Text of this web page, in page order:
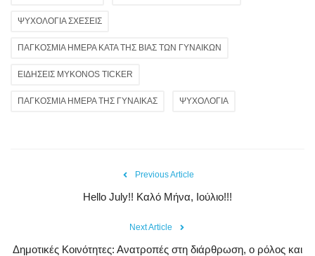
ΨΥΧΟΛΟΓΙΑ ΣΧΕΣΕΙΣ
ΠΑΓΚΟΣΜΙΑ ΗΜΕΡΑ ΚΑΤΑ ΤΗΣ ΒΙΑΣ ΤΩΝ ΓΥΝΑΙΚΩΝ
ΕΙΔΗΣΕΙΣ MYKONOS TICKER
ΠΑΓΚΟΣΜΙΑ ΗΜΕΡΑ ΤΗΣ ΓΥΝΑΙΚΑΣ ΨΥΧΟΛΟΓΙΑ
Previous Article
Hello July!! Καλό Μήνα, Ιούλιο!!!
Next Article
Δημοτικές Κοινότητες: Ανατροπές στη διάρθρωση, ο ρόλος και